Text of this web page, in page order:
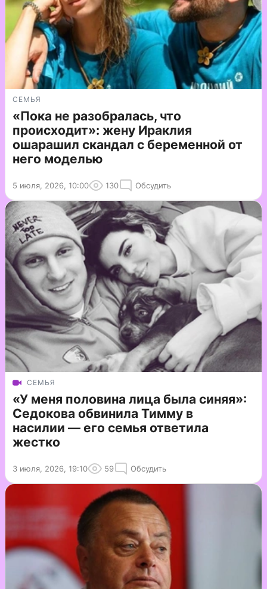
СЕМЬЯ
«Пока не разобралась, что
происходит»: жену Ираклия
ошарашил скандал с беременной от
него моделью
5 июля, 2026, 10:00 130 Обсудить
СЕМЬЯ
«У меня половина лица была синяя»:
Седокова обвинила Тимму в
насилии — его семья ответила
жестко
3 июля, 2026, 19:10 59 Обсудить